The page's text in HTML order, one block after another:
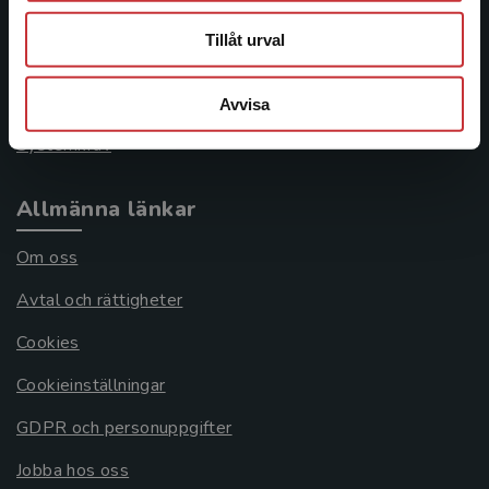
Tillåt urval
Avvisa
046-31 21 00
Frågor och svar
Systemkrav
Allmänna länkar
Om oss
Avtal och rättigheter
Cookies
Cookieinställningar
GDPR och personuppgifter
Jobba hos oss